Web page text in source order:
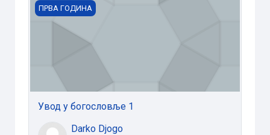
Увод у богословље 1
ПРВА ГОДИНА
Увод у богословље 1
Darko Djogo